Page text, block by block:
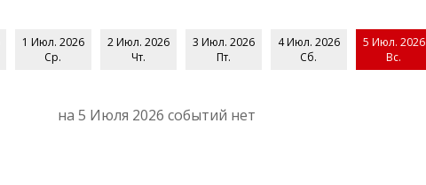
1 Июл. 2026
Ср.
2 Июл. 2026
Чт.
3 Июл. 2026
Пт.
4 Июл. 2026
Сб.
5 Июл. 2026
Вс.
на 5 Июля 2026 событий нет